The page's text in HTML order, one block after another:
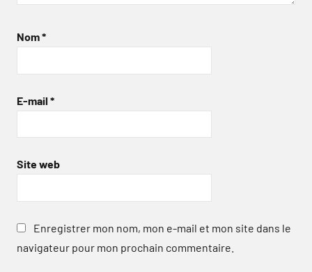
Nom*
E-mail *
Site web
Enregistrer mon nom, mon e-mail et mon site dans le
navigateur pour mon prochain commentaire.